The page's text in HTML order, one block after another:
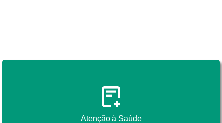
Atenção à Saúde
Atenção à Saúde